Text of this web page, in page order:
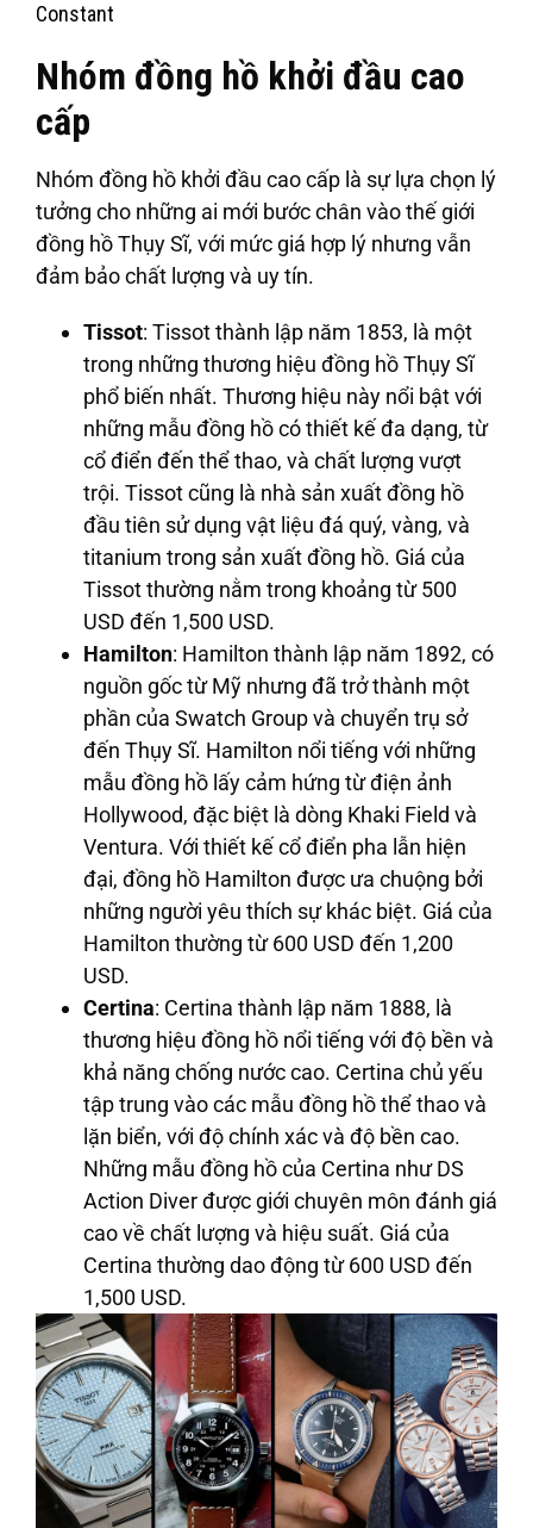
Constant
Nhóm đồng hồ khởi đầu cao
cấp
Nhóm đồng hồ khởi đầu cao cấp là sự lựa chọn lý
tưởng cho những ai mới bước chân vào thế giới
đồng hồ Thụy Sĩ, với mức giá hợp lý nhưng vẫn
đảm bảo chất lượng và uy tín.
Tissot: Tissot thành lập năm 1853, là một
trong những thương hiệu đồng hồ Thụy Sĩ
phổ biến nhất. Thương hiệu này nổi bật với
những mẫu đồng hồ có thiết kế đa dạng, từ
cổ điển đến thể thao, và chất lượng vượt
trội. Tissot cũng là nhà sản xuất đồng hồ
đầu tiên sử dụng vật liệu đá quý, vàng, và
titanium trong sản xuất đồng hồ. Giá của
Tissot thường nằm trong khoảng từ 500
USD đến 1,500 USD.
Hamilton: Hamilton thành lập năm 1892, có
nguồn gốc từ Mỹ nhưng đã trở thành một
phần của Swatch Group và chuyển trụ sở
đến Thụy Sĩ. Hamilton nổi tiếng với những
mẫu đồng hồ lấy cảm hứng từ điện ảnh
Hollywood, đặc biệt là dòng Khaki Field và
Ventura. Với thiết kế cổ điển pha lẫn hiện
đại, đồng hồ Hamilton được ưa chuộng bởi
những người yêu thích sự khác biệt. Giá của
Hamilton thường từ 600 USD đến 1,200
USD.
Certina: Certina thành lập năm 1888, là
thương hiệu đồng hồ nổi tiếng với độ bền và
khả năng chống nước cao. Certina chủ yếu
tập trung vào các mẫu đồng hồ thể thao và
lặn biển, với độ chính xác và độ bền cao.
Những mẫu đồng hồ của Certina như DS
Action Diver được giới chuyên môn đánh giá
cao về chất lượng và hiệu suất. Giá của
Certina thường dao động từ 600 USD đến
1,500 USD.